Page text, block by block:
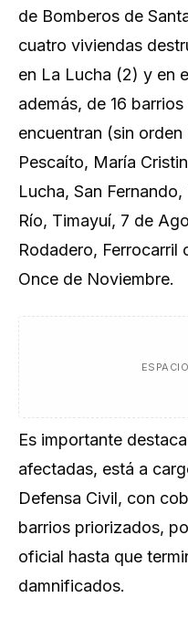
de Bomberos de
cuatro viviendas
en La Lucha (2) y en
además, de 16
encuentran (sin
Pescaíto, María
Lucha, San
Río, Timayuí, 7 de
Rodadero, Ferrocarril
Once de Noviembre.
Es importante
afectadas, está a
Defensa Civil, con
barrios priorizados,
oficial hasta que
damnificados.